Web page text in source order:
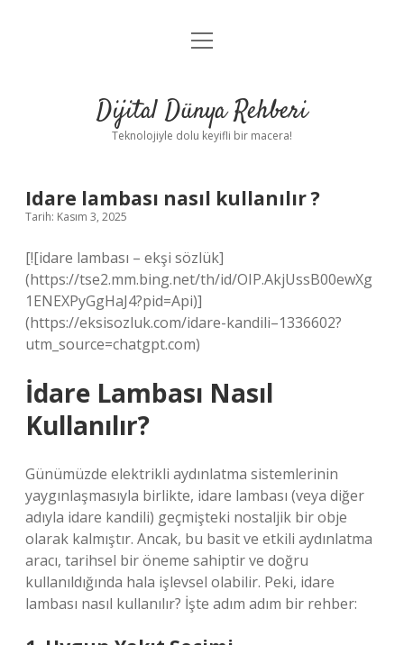
Anasayfa
Yasal Uyarı
menüyü
Dijital Dünya Rehberi
Teknolojiyle dolu keyifli bir macera!
Idare lambası nasıl kullanılır ?
Tarih: Kasım 3, 2025
[![idare lambası – ekşi sözlük]
(https://tse2.mm.bing.net/th/id/OIP.AkjUssB00ewXg
1ENEXPyGgHaJ4?pid=Api)]
(https://eksisozluk.com/idare-kandili–1336602?
utm_source=chatgpt.com)
İdare Lambası Nasıl
Kullanılır?
Günümüzde elektrikli aydınlatma sistemlerinin
yaygınlaşmasıyla birlikte, idare lambası (veya diğer
adıyla idare kandili) geçmişteki nostaljik bir obje
olarak kalmıştır. Ancak, bu basit ve etkili aydınlatma
aracı, tarihsel bir öneme sahiptir ve doğru
kullanıldığında hala işlevsel olabilir. Peki, idare
lambası nasıl kullanılır? İşte adım adım bir rehber: